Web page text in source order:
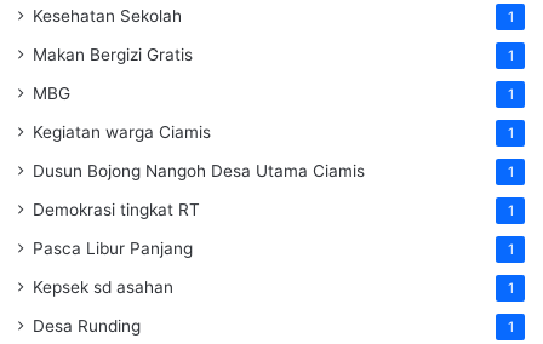
Kesehatan Sekolah 1
Makan Bergizi Gratis 1
MBG 1
Kegiatan warga Ciamis 1
Dusun Bojong Nangoh Desa Utama Ciamis 1
Demokrasi tingkat RT 1
Pasca Libur Panjang 1
Kepsek sd asahan 1
Desa Runding 1